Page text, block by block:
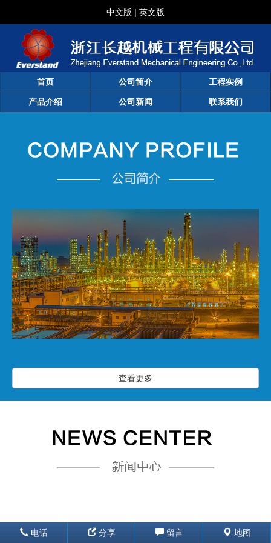
中文版 | 英文版
首页 公司简介 工程实例
产品介绍 公司新闻 联系我们
查看更多
电话 分享 留言 地图